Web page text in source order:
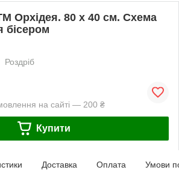
Орхідея. 80 х 40 см. Схема
бісером
Роздріб
на сайті — 200 ₴
Купити
Доставка Оплата Умови